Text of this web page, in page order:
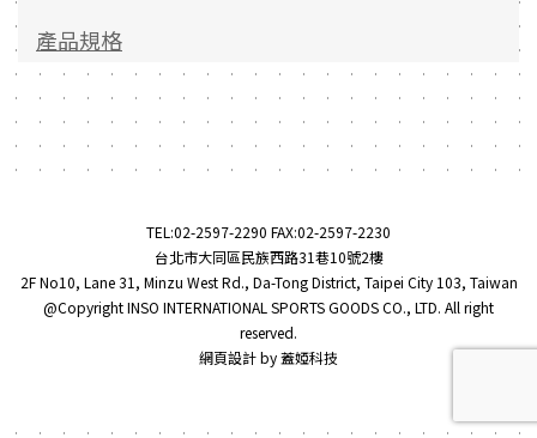
產品規格
TEL:02-2597-2290 FAX:02-2597-2230
台北市大同區民族西路31巷10號2樓
2F No10, Lane 31, Minzu West Rd., Da-Tong District, Taipei City 103, Taiwan
@Copyright INSO INTERNATIONAL SPORTS GOODS CO., LTD. All right
reserved.
網頁設計by蓋婭科技